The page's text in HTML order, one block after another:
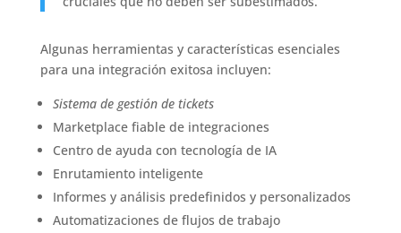
Algunas herramientas y características esenciales
para una integración exitosa incluyen:
Sistema de gestión de tickets
Marketplace fiable de integraciones
Centro de ayuda con tecnología de IA
Enrutamiento inteligente
Informes y análisis predefinidos y personalizados
Automatizaciones de flujos de trabajo